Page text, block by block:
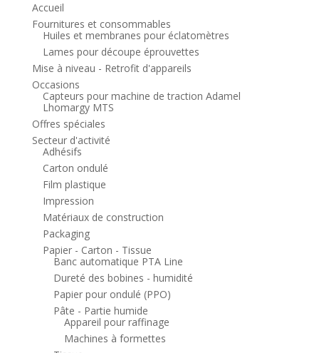
Accueil
Fournitures et consommables
Huiles et membranes pour éclatomètres
Lames pour découpe éprouvettes
Mise à niveau - Retrofit d'appareils
Occasions
Capteurs pour machine de traction Adamel
Lhomargy MTS
Offres spéciales
Secteur d'activité
Adhésifs
Carton ondulé
Film plastique
Impression
Matériaux de construction
Packaging
Papier - Carton - Tissue
Banc automatique PTA Line
Dureté des bobines - humidité
Papier pour ondulé (PPO)
Pâte - Partie humide
Appareil pour raffinage
Machines à formettes